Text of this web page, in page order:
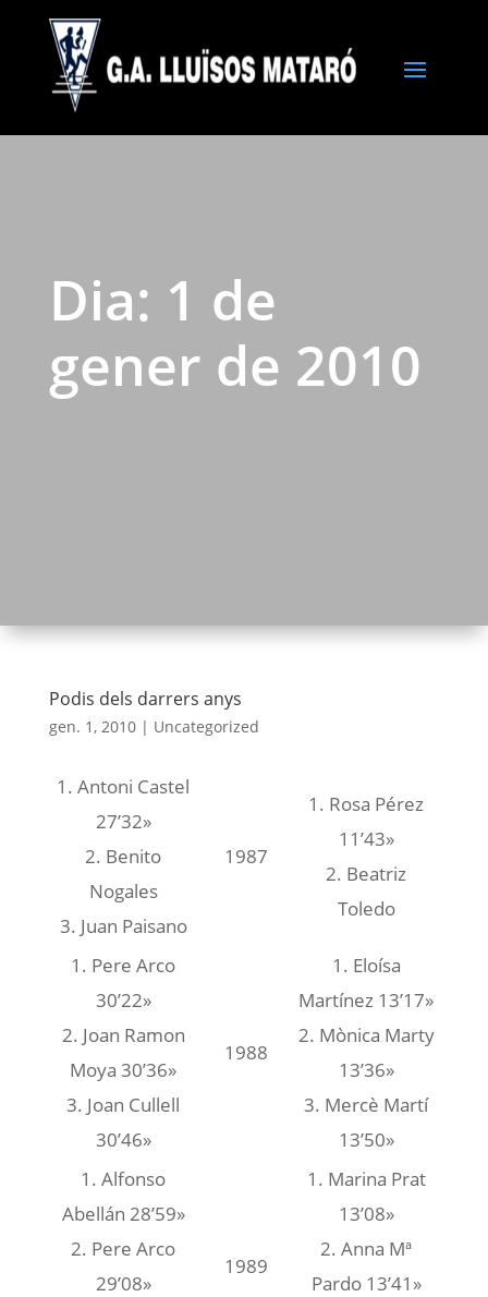
Dia: 1 de
gener de 2010
Podis dels darrers anys
gen. 1, 2010| Uncategorized
1. Antoni Castel
27’32»
2. Benito
Nogales
3. Juan Paisano
1987
1. Rosa Pérez
11’43»
2. Beatriz
Toledo
1. Pere Arco
30’22»
2. Joan Ramon
Moya 30’36»
3. Joan Cullell
30’46»
1988
1. Eloísa
Martínez 13’17»
2. Mònica Marty
13’36»
3. Mercè Martí
13’50»
1. Alfonso
Abellán 28’59»
2. Pere Arco
29’08»
1989
1. Marina Prat
13’08»
2. Anna Mª
Pardo 13’41»